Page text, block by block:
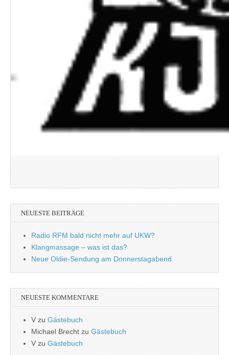
NEUESTE BEITRÄGE
Radio RFM bald nicht mehr auf UKW?
Klangmassage – was ist das?
Neue Oldie-Sendung am Donnerstagabend
NEUESTE KOMMENTARE
V zu Gästebuch
Michael Brecht zu Gästebuch
Vzu Gästebuch